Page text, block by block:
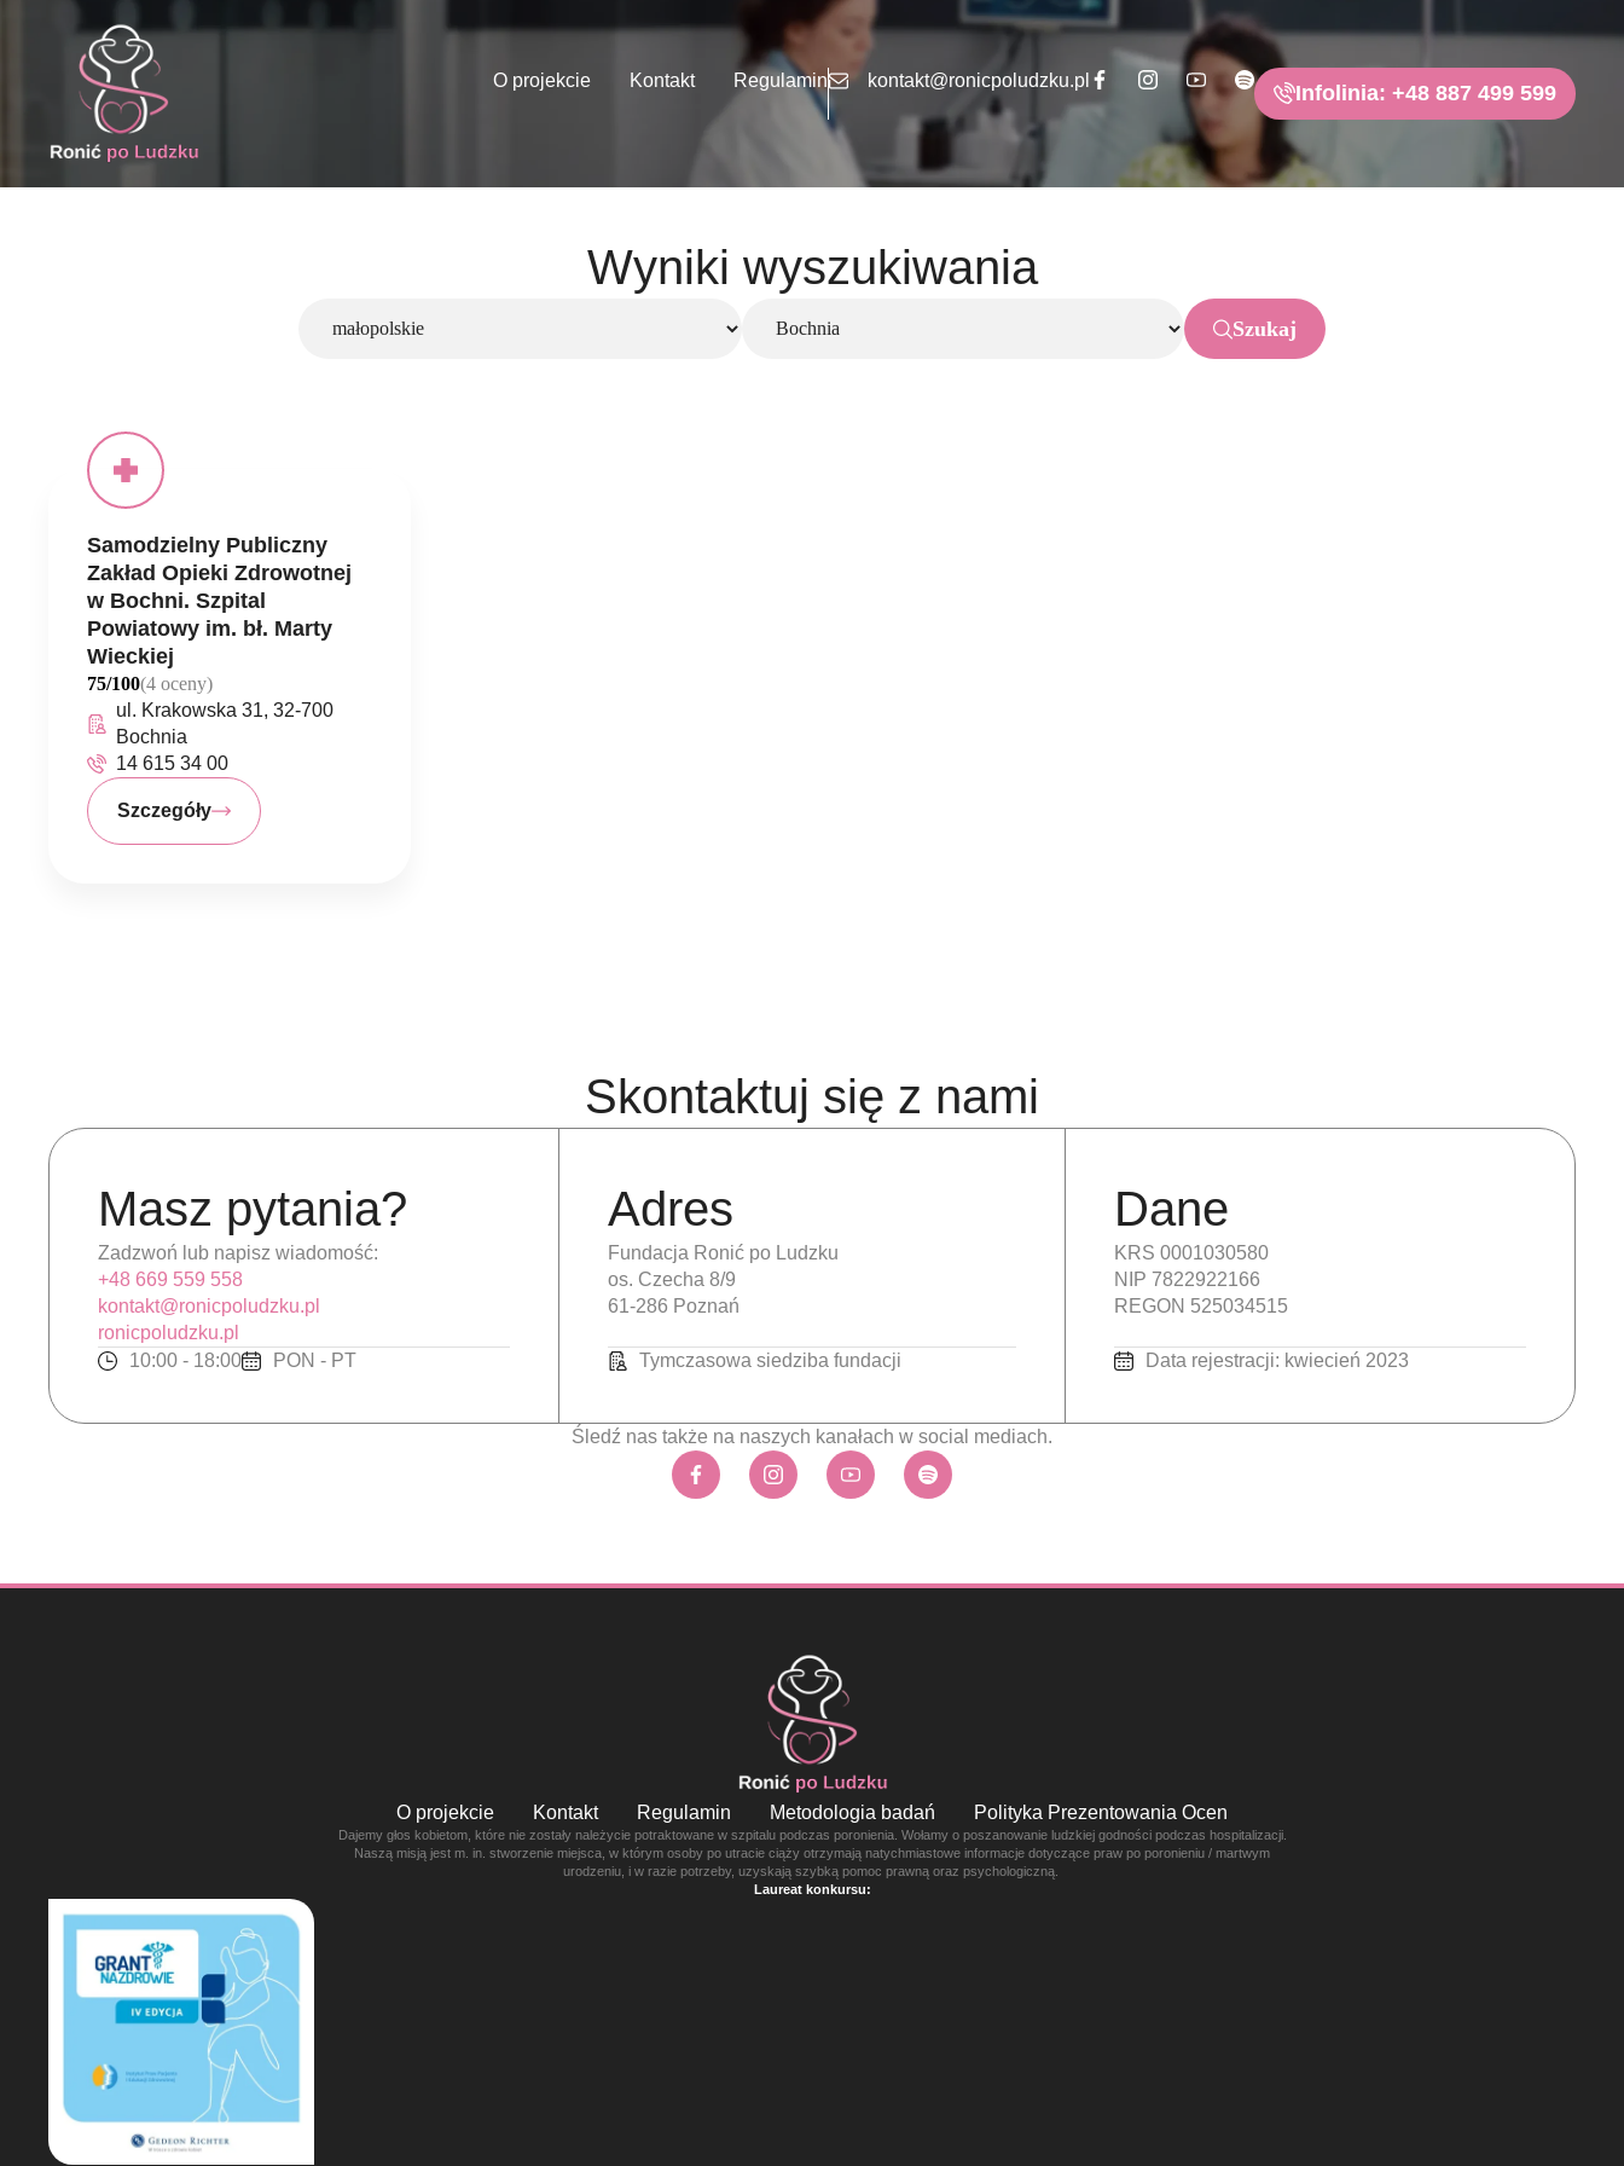
O projekcie Kontakt Regulamin kontakt@ronicpoludzku.pl
Infolinia: +48 887 499 599
Wyniki wyszukiwania
Szukaj
Samodzielny Publiczny
Zakład Opieki Zdrowotnej
w Bochni. Szpital
Powiatowy im. bł. Marty
Wieckiej
75/100(4 oceny)
ul. Krakowska 31, 32-700
Bochnia
14 615 34 00
Szczegóły
Skontaktuj się z nami
Masz pytania?
Zadzwoń lub napisz wiadomość:
+48 669 559 558
kontakt@ronicpoludzku.pl
ronicpoludzku.pl
10:00 - 18:00
PON - PT
Adres
Fundacja Ronić po Ludzku
os. Czecha 8/9
61-286 Poznań
Tymczasowa siedziba fundacji
Dane
KRS 0001030580
NIP 7822922166
REGON 525034515
Data rejestracji: kwiecień 2023
Śledź nas także na naszych kanałach w social mediach.
O projekcie Kontakt Regulamin Metodologia badań Polityka Prezentowania Ocen
Dajemy głos kobietom, które nie zostały należycie potraktowane w szpitalu podczas poronienia. Wołamy o poszanowanie ludzkiej godności podczas hospitalizacji.
Naszą misją jest m. in. stworzenie miejsca, w którym osoby po utracie ciąży otrzymają natychmiastowe informacje dotyczące praw po poronieniu / martwym
urodzeniu, i w razie potrzeby, uzyskają szybką pomoc prawną oraz psychologiczną.
Laureat konkursu: